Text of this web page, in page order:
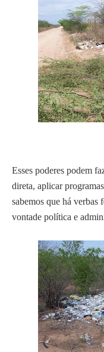
Esses poderes podem
direta, aplicar
sabemos que há verbas
vontade política e